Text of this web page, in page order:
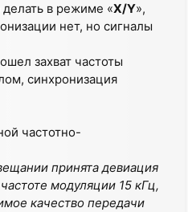
делать в режиме «X/Y»,
нет, но сигналы
захват частоты
синхронизация
частотно-
принята девиация
модуляции 15 кГц,
качество передачи